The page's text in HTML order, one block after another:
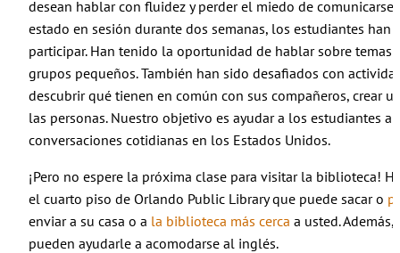
desean hablar con fluidez y perder el miedo de
estado en sesión durante dos semanas, los estudiantes han
participar. Han tenido la oportunidad de hablar sobre temas
grupos pequeños. También han sido desafiados con
descubrir qué tienen en común con sus compañeros, crear
las personas. Nuestro objetivo es ayudar a los estudiantes
conversaciones cotidianas en los Estados Unidos.
¡Pero no espere la próxima clase para visitar la biblioteca!
el cuarto piso de Orlando Public Library que puede sacar o
enviar a su casa o a la biblioteca más cerca a usted.
pueden ayudarle a acomodarse al inglés.